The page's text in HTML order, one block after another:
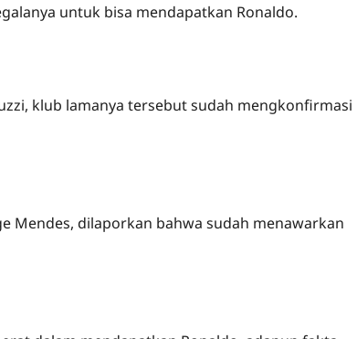
untuk bisa mendapatkan Ronaldo.
klub lamanya tersebut sudah mengkonfirmasi
Mendes, dilaporkan bahwa sudah menawarkan